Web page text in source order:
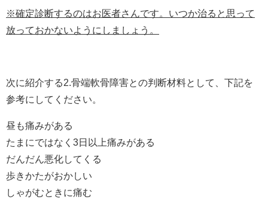
※確定診断するのはお医者さんです。いつか治ると思って
放っておかないようにしましょう。
次に紹介する2.骨端軟骨障害との判断材料として、下記を
参考にしてください。
昼も痛みがある
たまにではなく3日以上痛みがある
だんだん悪化してくる
歩きかたがおかしい
しゃがむときに痛む